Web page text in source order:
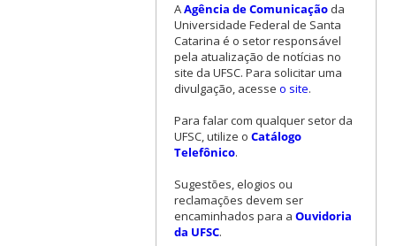
AAgência de Comunicaçãoda
Universidade Federal de Santa
Catarina é o setor responsável
pela atualização de notícias no
site da UFSC. Para solicitar uma
divulgação, acesse o site.
Para falar com qualquer setor da
UFSC, utilize o Catálogo
Telefônico.
Sugestões, elogios ou
reclamações devem ser
encaminhados para a Ouvidoria
da UFSC.